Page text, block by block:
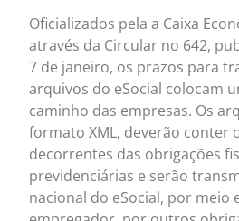
Oficializados pela a Caixa
através da Circular no 642,
7 de janeiro, os prazos para
arquivos do eSocial colocam
caminho das empresas. Os
formato XML, deverão conter
decorrentes das obrigações
previdenciárias e serão
nacional do eSocial, por meio